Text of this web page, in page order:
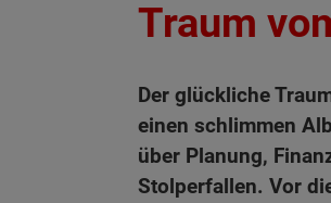
Traum
Der glückliche
einen schlimmen
über Planung,
Stolperfallen. Vor